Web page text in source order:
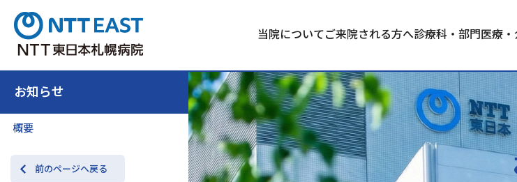
当院についてご来院される方へ診療科・部門医療
お知らせ
概要
前のページへ戻る